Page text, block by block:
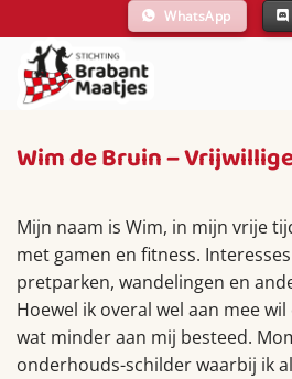
naar
inhoud
WhatsApp
Wim de Bruin –
Mijn naam is Wim, in mijn vrije
met gamen en fitness.
pretparken, wandelingen en
Hoewel ik overal wel aan mee
wat minder aan mij besteed.
onderhouds-schilder waarbij ik